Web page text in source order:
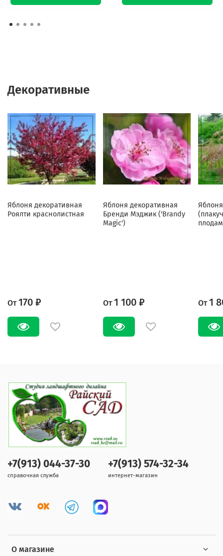
Декоративные
Яблоня декоративная
Роялти краснолистная
От 170 ₽
Яблоня декоративная
Бренди Мэджик ('Brandy
Magic')
От 1 100 ₽ От 1
О магазине
+7(913) 044-37-30
справочная служба
+7(913) 574-32-34
интернет-магазин